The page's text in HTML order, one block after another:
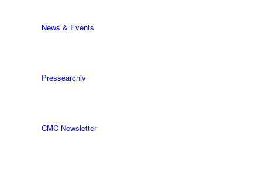
News & Events
Pressearchiv
CMC Newsletter